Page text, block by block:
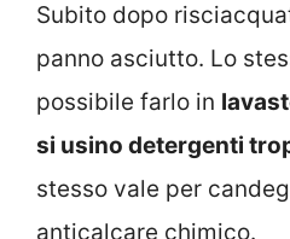
Subito dopo
panno asciutto. Lo
possibile farlo in
si usino detergenti
stesso vale per
anticalcare chimico.